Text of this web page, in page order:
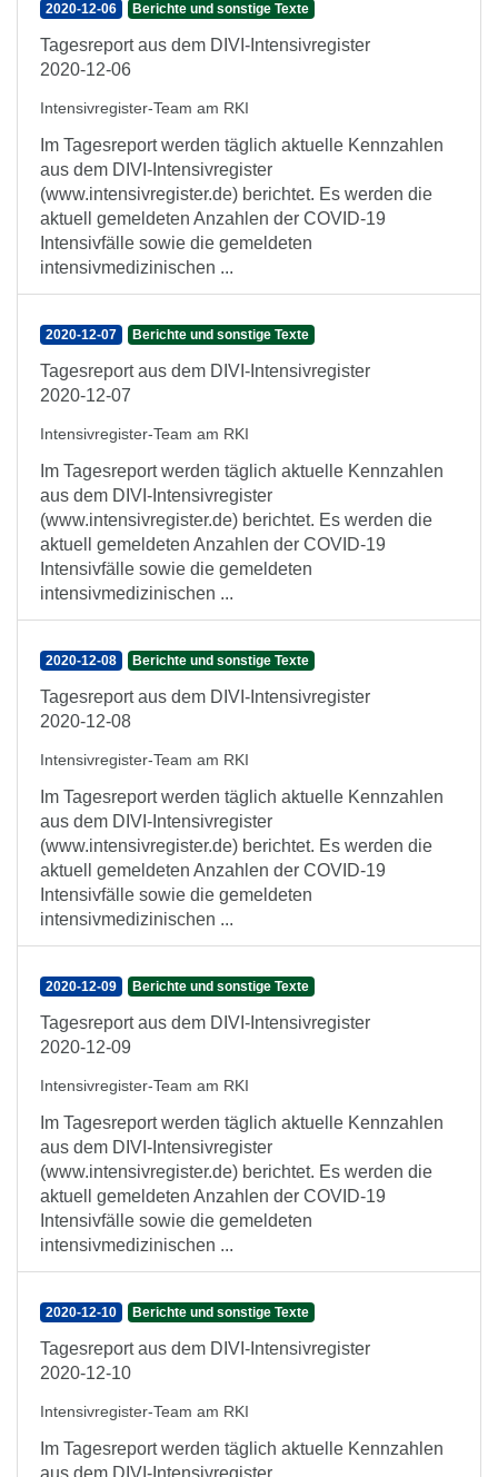
2020-12-06 Berichte und sonstige Texte
Tagesreport aus dem DIVI-Intensivregister
2020-12-06
Intensivregister-Team am RKI
Im Tagesreport werden täglich aktuelle Kennzahlen
aus dem DIVI-Intensivregister
(www.intensivregister.de) berichtet. Es werden die
aktuell gemeldeten Anzahlen der COVID-19
Intensivfälle sowie die gemeldeten
intensivmedizinischen ...
2020-12-07 Berichte und sonstige Texte
Tagesreport aus dem DIVI-Intensivregister
2020-12-07
Intensivregister-Team am RKI
Im Tagesreport werden täglich aktuelle Kennzahlen
aus dem DIVI-Intensivregister
(www.intensivregister.de) berichtet. Es werden die
aktuell gemeldeten Anzahlen der COVID-19
Intensivfälle sowie die gemeldeten
intensivmedizinischen ...
2020-12-08 Berichte und sonstige Texte
Tagesreport aus dem DIVI-Intensivregister
2020-12-08
Intensivregister-Team am RKI
Im Tagesreport werden täglich aktuelle Kennzahlen
aus dem DIVI-Intensivregister
(www.intensivregister.de) berichtet. Es werden die
aktuell gemeldeten Anzahlen der COVID-19
Intensivfälle sowie die gemeldeten
intensivmedizinischen ...
2020-12-09 Berichte und sonstige Texte
Tagesreport aus dem DIVI-Intensivregister
2020-12-09
Intensivregister-Team am RKI
Im Tagesreport werden täglich aktuelle Kennzahlen
aus dem DIVI-Intensivregister
(www.intensivregister.de) berichtet. Es werden die
aktuell gemeldeten Anzahlen der COVID-19
Intensivfälle sowie die gemeldeten
intensivmedizinischen ...
2020-12-10 Berichte und sonstige Texte
Tagesreport aus dem DIVI-Intensivregister
2020-12-10
Intensivregister-Team am RKI
Im Tagesreport werden täglich aktuelle Kennzahlen
aus dem DIVI-Intensivregister